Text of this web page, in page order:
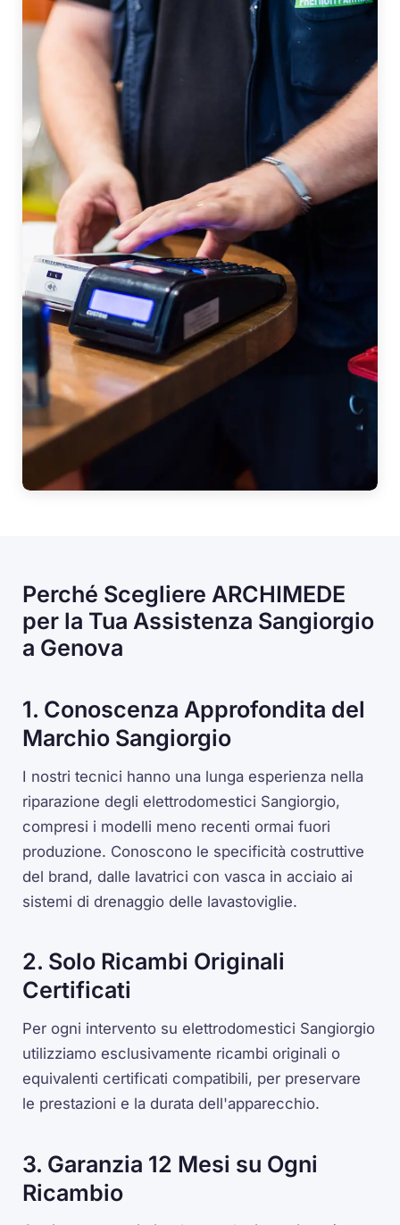
Perché Scegliere ARCHIMEDE
per la Tua Assistenza Sangiorgio
a Genova
1. Conoscenza Approfondita del
Marchio Sangiorgio
I nostri tecnici hanno una lunga esperienza nella
riparazione degli elettrodomestici Sangiorgio,
compresi i modelli meno recenti ormai fuori
produzione. Conoscono le specificità costruttive
del brand, dalle lavatrici con vasca in acciaio ai
sistemi di drenaggio delle lavastoviglie.
2. Solo Ricambi Originali
Certificati
Per ogni intervento su elettrodomestici Sangiorgio
utilizziamo esclusivamente ricambi originali o
equivalenti certificati compatibili, per preservare
le prestazioni e la durata dell'apparecchio.
3. Garanzia 12 Mesi su Ogni
Ricambio